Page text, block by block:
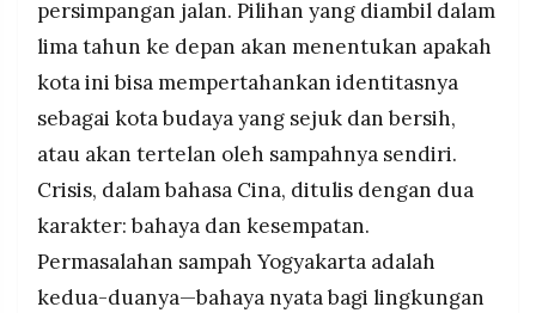
persimpangan jalan. Pilihan yang diambil dalam
lima tahun ke depan akan menentukan apakah
kota ini bisa mempertahankan identitasnya
sebagai kota budaya yang sejuk dan bersih,
atau akan tertelan oleh sampahnya sendiri.
Crisis, dalam bahasa Cina, ditulis dengan dua
karakter: bahaya dan kesempatan.
Permasalahan sampah Yogyakarta adalah
kedua-duanya—bahaya nyata bagi lingkungan